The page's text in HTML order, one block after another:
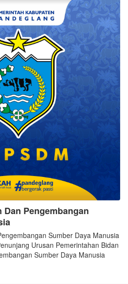
Dan Pengembangan
Sumber Daya Manusia
Urusan Pemerintahan Bidan
Sumber Daya Manusia